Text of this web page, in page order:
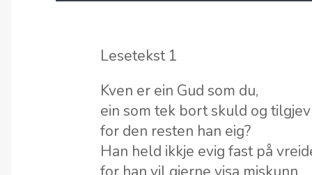
Lesetekst 1
Kven er ein Gud som du,
ein som tek bort skuld og
for den resten han eig?
Han held ikkje evig fast på